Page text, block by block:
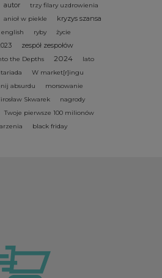
autor trzy filary uzdrowienia
anioł w piekle kryzys szansa
english ryby
życie
zespół zespołów
the Depths 2024
lato
W market[r]ingu
absurdu morsowanie
Skwarek
nagrody
Twoje pierwsze 100 milionów
black friday